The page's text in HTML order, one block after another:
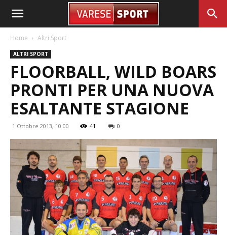
Home Altri Sport
ALTRI SPORT
FLOORBALL, WILD BOARS
PRONTI PER UNA NUOVA
ESALTANTE STAGIONE
1 Ottobre 2013, 10:00 41 0